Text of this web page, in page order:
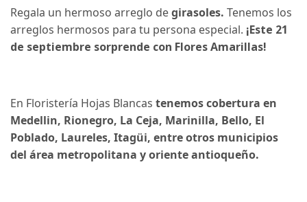
Regala un hermoso arreglo degirasoles.Tenemos los
arreglos hermosos para tu persona especial. ¡Este 21
de septiembre sorprende con Flores Amarillas!
En Floristería Hojas Blancastenemos cobertura en
Medellin, Rionegro, La Ceja, Marinilla, Bello, El
Poblado, Laureles, Itagüi, entre otros municipios
del área metropolitana y oriente antioqueño.